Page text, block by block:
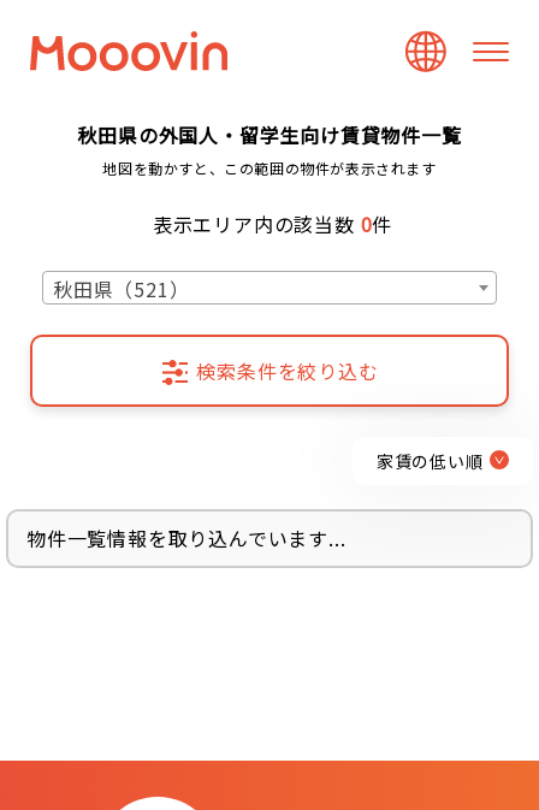
秋田県の外国人・留学生向け賃貸物件一覧
地図を動かすと、この範囲の物件が表示されます
表示エリア内の該当数 0件
秋田県（521）
検索条件を絞り込む
家賃の低い順
物件一覧情報を取り込んでいます...